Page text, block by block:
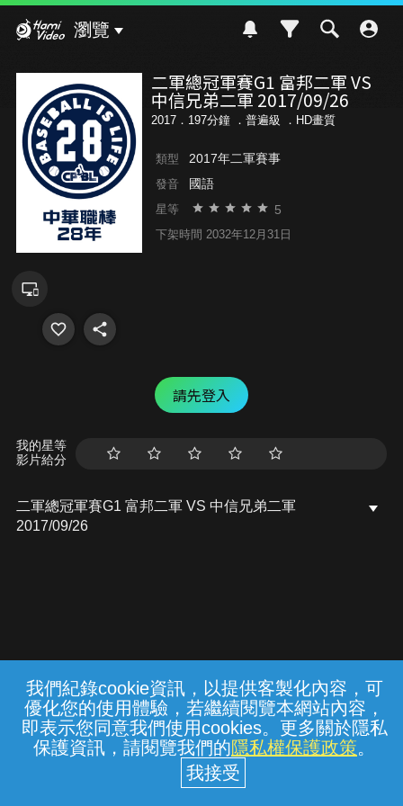
我們紀錄cookie資訊，以提供客製化內容，可
優化您的使用體驗，若繼續閱覽本網站內容，
即表示您同意我們使用cookies。更多關於隱私
保護資訊，請閱覽我們的隱私權保護政策。
瀏覽
二軍總冠軍賽G1 富邦二軍 VS
中信兄弟二軍 2017/09/26
2017．197分鐘 ． 普遍級 ．HD畫質
類型 2017年二軍賽事
發音 國語
星等 5
下架時間 2032年12月31日
請先登入
我的星等
影片給分
二軍總冠軍賽G1 富邦二軍 VS 中信兄弟二軍
2017/09/26
常見問題 線上客服 服務條款 隱私權保護
中華電信股份有限公司個人家庭分公司
(統一編號：96979949) © 2026
{{notifyMsg}}